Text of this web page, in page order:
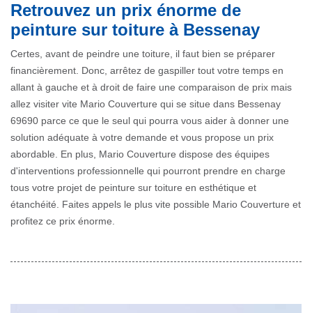
Retrouvez un prix énorme de
peinture sur toiture à Bessenay
Certes, avant de peindre une toiture, il faut bien se préparer
financièrement. Donc, arrêtez de gaspiller tout votre temps en
allant à gauche et à droit de faire une comparaison de prix mais
allez visiter vite Mario Couverture qui se situe dans Bessenay
69690 parce ce que le seul qui pourra vous aider à donner une
solution adéquate à votre demande et vous propose un prix
abordable. En plus, Mario Couverture dispose des équipes
d'interventions professionnelle qui pourront prendre en charge
tous votre projet de peinture sur toiture en esthétique et
étanchéité. Faites appels le plus vite possible Mario Couverture et
profitez ce prix énorme.